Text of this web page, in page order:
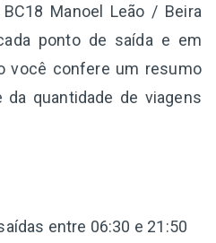
Manoel Leão / Beira
ponto de saída e em
você confere um resumo
quantidade de viagens
entre 06:30 e 21:50